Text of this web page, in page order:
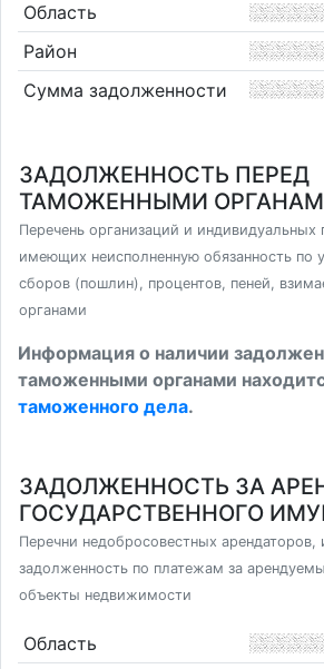
Область
Район
Сумма задолженности
ЗАДОЛЖЕННОСТЬ ПЕРЕД
ТАМОЖЕННЫМИ
Перечень организаций и индивидуальных
имеющих неисполненную обязанность по
сборов (пошлин), процентов, пеней,
органами
Информация о наличии
таможенными органами
таможенного дела.
ЗАДОЛЖЕННОСТЬ ЗА
ГОСУДАРСТВЕННОГО
Перечни недобросовестных
задолженность по платежам за
объекты недвижимости
Область